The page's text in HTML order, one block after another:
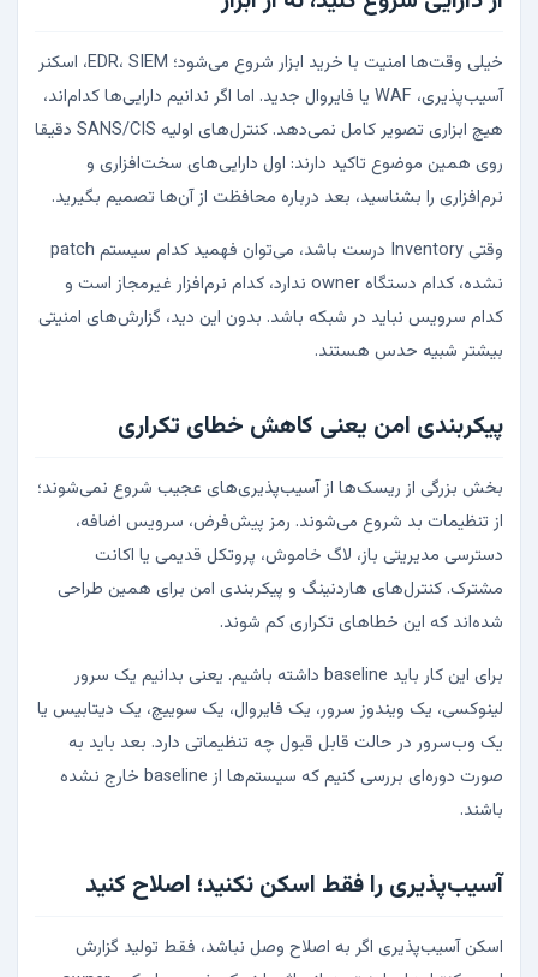
خیلی وقت‌ها امنیت با خرید ابزار شروع می‌شود؛ EDR، SIEM، اسکنر
آسیب‌پذیری، WAF یا فایروال جدید. اما اگر ندانیم دارایی‌ها کدام‌اند،
هیچ ابزاری تصویر کامل نمی‌دهد. کنترل‌های اولیه SANS/CIS دقیقا
روی همین موضوع تاکید دارند: اول دارایی‌های سخت‌افزاری و
نرم‌افزاری را بشناسید، بعد درباره محافظت از آن‌ها تصمیم بگیرید.
وقتی Inventory درست باشد، می‌توان فهمید کدام سیستم patch
نشده، کدام دستگاه owner ندارد، کدام نرم‌افزار غیرمجاز است و
کدام سرویس نباید در شبکه باشد. بدون این دید، گزارش‌های امنیتی
بیشتر شبیه حدس هستند.
پیکربندی امن یعنی کاهش خطای تکراری
بخش بزرگی از ریسک‌ها از آسیب‌پذیری‌های عجیب شروع نمی‌شوند؛
از تنظیمات بد شروع می‌شوند. رمز پیش‌فرض، سرویس اضافه،
دسترسی مدیریتی باز، لاگ خاموش، پروتکل قدیمی یا اکانت
مشترک. کنترل‌های هاردنینگ و پیکربندی امن برای همین طراحی
شده‌اند که این خطاهای تکراری کم شوند.
برای این کار باید baseline داشته باشیم. یعنی بدانیم یک سرور
لینوکسی، یک ویندوز سرور، یک فایروال، یک سوییچ، یک دیتابیس یا
یک وب‌سرور در حالت قابل قبول چه تنظیماتی دارد. بعد باید به
صورت دوره‌ای بررسی کنیم که سیستم‌ها از baseline خارج نشده
باشند.
آسیب‌پذیری را فقط اسکن نکنید؛ اصلاح کنید
اسکن آسیب‌پذیری اگر به اصلاح وصل نباشد، فقط تولید گزارش